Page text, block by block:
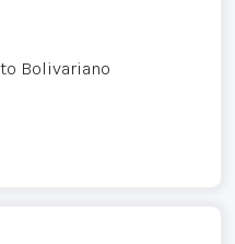
Bolivariano